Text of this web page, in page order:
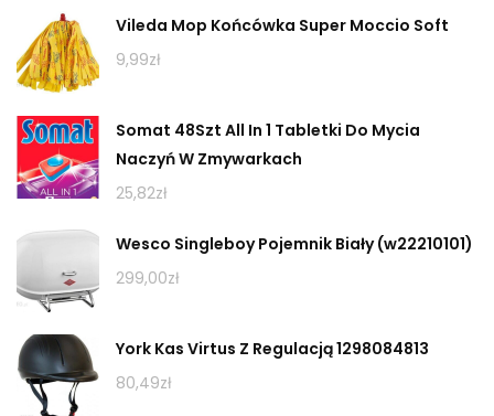
Vileda Mop Końcówka Super Moccio Soft
9,99zł
Somat 48Szt All In 1 Tabletki Do Mycia
Naczyń W Zmywarkach
25,82zł
Wesco Singleboy Pojemnik Biały (w22210101)
299,00zł
York Kas Virtus Z Regulacją 1298084813
80,49zł